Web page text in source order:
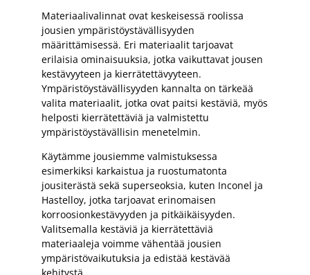
Materiaalivalinnat ovat keskeisessä roolissa
jousien ympäristöystävällisyyden
määrittämisessä. Eri materiaalit tarjoavat
erilaisia ominaisuuksia, jotka vaikuttavat jousen
kestävyyteen ja kierrätettävyyteen.
Ympäristöystävällisyyden kannalta on tärkeää
valita materiaalit, jotka ovat paitsi kestäviä, myös
helposti kierrätettäviä ja valmistettu
ympäristöystävällisin menetelmin.
Käytämme jousiemme valmistuksessa
esimerkiksi karkaistua ja ruostumatonta
jousiterästä sekä superseoksia, kuten Inconel ja
Hastelloy, jotka tarjoavat erinomaisen
korroosionkestävyyden ja pitkäikäisyyden.
Valitsemalla kestäviä ja kierrätettäviä
materiaaleja voimme vähentää jousien
ympäristövaikutuksia ja edistää kestävää